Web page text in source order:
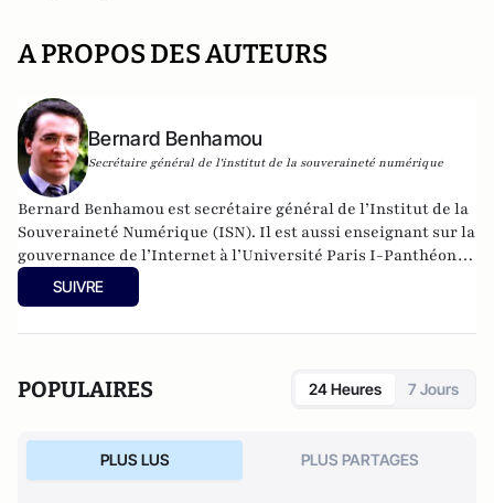
A PROPOS DES AUTEURS
Bernard Benhamou
Secrétaire général de l'institut de la souveraineté numérique
Bernard Benhamou est secrétaire général de l’Institut de la
Souveraineté Numérique (ISN). Il est aussi enseignant sur la
gouvernance de l’Internet à l’Université Paris I-Panthéon
Sorbonne. Il a exercé les fonctions de délégué
interministériel aux usages de l’Internet auprès du
les citoyens. Il a coordonné la première conférence
Présidence Française de l’Union européenne de 2008. Il a
été le conseiller de la Délégation Française au Sommet des
SUIVRE
POPULAIRES 24 Heures 7 Jours
PLUS LUS PLUS PARTAGES